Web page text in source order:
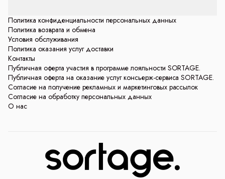
Политика конфиденциальности персональных данных
Политика возврата и обмена
Условия обслуживания
Политика оказания услуг доставки
Контакты
Публичная оферта участия в программе лояльности SORTAGE.
Публичная оферта на оказание услуг консьерж-сервиса SORTAGE.
Согласие на получение рекламных и маркетинговых рассылок
Согласие на обработку персональных данных
О нас